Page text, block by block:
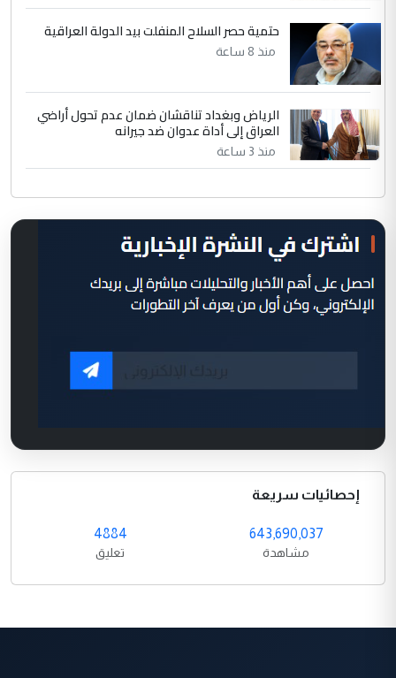
حتمية حصر السلاح المنفلت بيد الدولة العراقية
منذ 8 ساعة
الرياض وبغداد تناقشان ضمان عدم تحول أراضي
العراق إلى أداة عدوان ضد جيرانه
منذ 3 ساعة
إحصائيات سريعة
643,690,037
مشاهدة
4884
تعليق